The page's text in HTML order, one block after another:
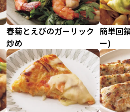
春菊とえびのガーリック
炒め
簡単回
ー)